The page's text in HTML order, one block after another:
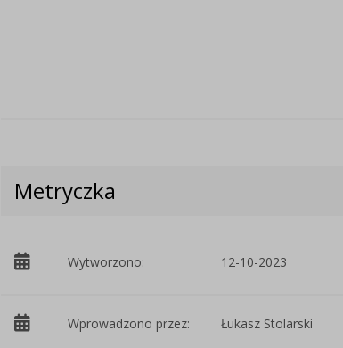
Metryczka
Wytworzono: 12-10-2023
Wprowadzono przez: Łukasz Stolarski